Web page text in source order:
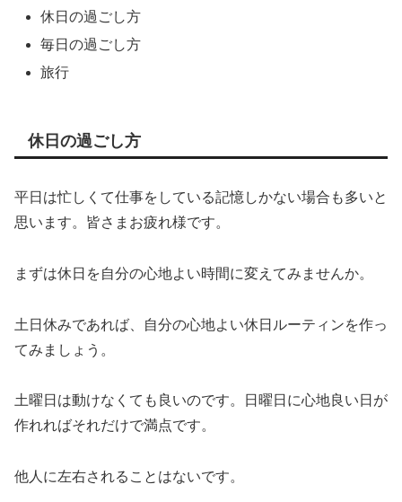
休日の過ごし方
毎日の過ごし方
旅行
休日の過ごし方
平日は忙しくて仕事をしている記憶しかない場合も多いと
思います。皆さまお疲れ様です。
まずは休日を自分の心地よい時間に変えてみませんか。
土日休みであれば、自分の心地よい休日ルーティンを作っ
てみましょう。
土曜日は動けなくても良いのです。日曜日に心地良い日が
作れればそれだけで満点です。
他人に左右されることはないです。